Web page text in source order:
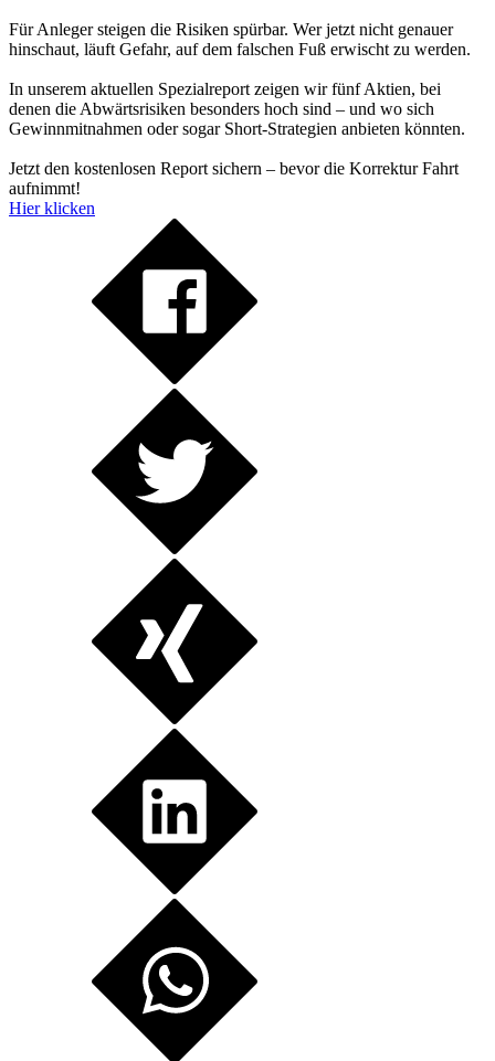
Für Anleger steigen die Risiken spürbar. Wer jetzt nicht genauer
hinschaut, läuft Gefahr, auf dem falschen Fuß erwischt zu werden.
In unserem aktuellen Spezialreport zeigen wir fünf Aktien, bei
denen die Abwärtsrisiken besonders hoch sind – und wo sich
Gewinnmitnahmen oder sogar Short-Strategien anbieten könnten.
Jetzt den kostenlosen Report sichern – bevor die Korrektur Fahrt
aufnimmt!
Hier klicken